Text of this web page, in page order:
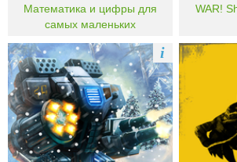
Математика и цифры для
самых маленьких
WAR!
i